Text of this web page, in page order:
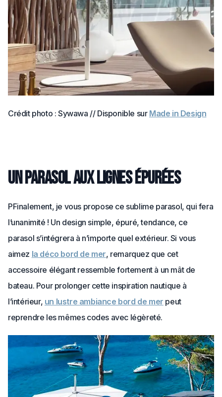
Crédit photo : Sywawa // Disponible sur Made in Design
Un parasol aux lignes épurées
PFinalement, je vous propose ce sublime parasol, qui fera
l’unanimité ! Un design simple, épuré, tendance, ce
parasol s’intégrera à n’importe quel extérieur. Si vous
aimez la déco bord de mer, remarquez que cet
accessoire élégant ressemble fortement à un mât de
bateau. Pour prolonger cette inspiration nautique à
l’intérieur, un lustre ambiance bord de mer peut
reprendre les mêmes codes avec légèreté.